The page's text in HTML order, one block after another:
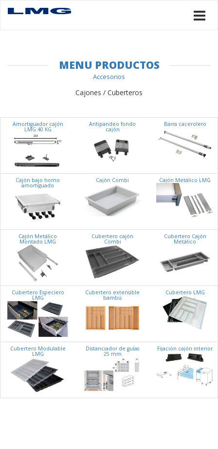
MENU PRODUCTOS
Accesorios
Cajones / Cuberteros
Amortiguador cajón
LMG 40 KG
Antipandeo fondo
cajón
Barra cacerolero
Cajón bajo horno
amortiguado
Cajón Combi Cajón Metálico LMG
Cajón Metálico
Montado LMG
Cubertero cajón
Combi
Cubertero Cajón
Metálico
Cubertero Especiero
LMG
Cubertero extensible
bambú
Cubertero LMG
Cubertero Modulable
LMG
Distanciador de guías
25 mm
Fijación cajón interior